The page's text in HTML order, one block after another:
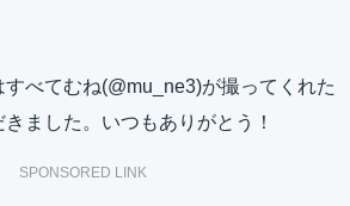
べてむね(@mu_ne3)が撮ってくれた
ました。いつもありがとう！
SPONSORED LINK